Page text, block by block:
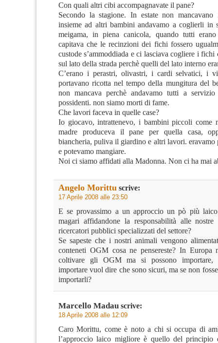
Con quali altri cibi accompagnavate il pane?
Secondo la stagione. In estate non
insieme ad altri bambini andavamo a coglierli in
meigama, in piena canicola, quando tutti erano
capitava che le recinzioni dei fichi fossero
custode s’ammoddiada e ci lasciava cogliere i fichi
sul lato della strada perchè quelli del lato interno
C’erano i perastri, olivastri, i cardi selvatici, i
portavano ricotta nel tempo della mungitura del
non mancava perchè andavamo tutti a
possidenti. non siamo morti di fame.
Che lavori faceva in quelle case?
Io giocavo, intrattenevo, i bambini piccoli come
madre produceva il pane per quella casa,
biancheria, puliva il giardino e altri lavori. eravamo
e potevamo mangiare.
Noi ci siamo affidati alla Madonna. Non ci ha mai
Angelo Morittu scrive:
17 Aprile 2008 alle 23:50
E se provassimo a un approccio un pò più laico
magari affidandone la responsabilità alle
ricercatori pubblici specializzati del settore?
Se sapeste che i nostri animali vengono
conteneti OGM cosa ne pensereste? In Europa
coltivare gli OGM ma si possono importare,
importare vuol dire che sono sicuri, ma se non
importarli?
Marcello Madau scrive:
18 Aprile 2008 alle 12:09
Caro Morittu, come è noto a chi si occupa di
l’approccio laico migliore è quello del principio